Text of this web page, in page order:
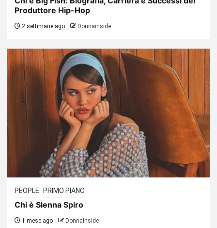
Produttore Hip-Hop
2 settimane ago Donnainside
PEOPLE PRIMO PIANO
Chi è Sienna Spiro
1 mese ago Donnainside